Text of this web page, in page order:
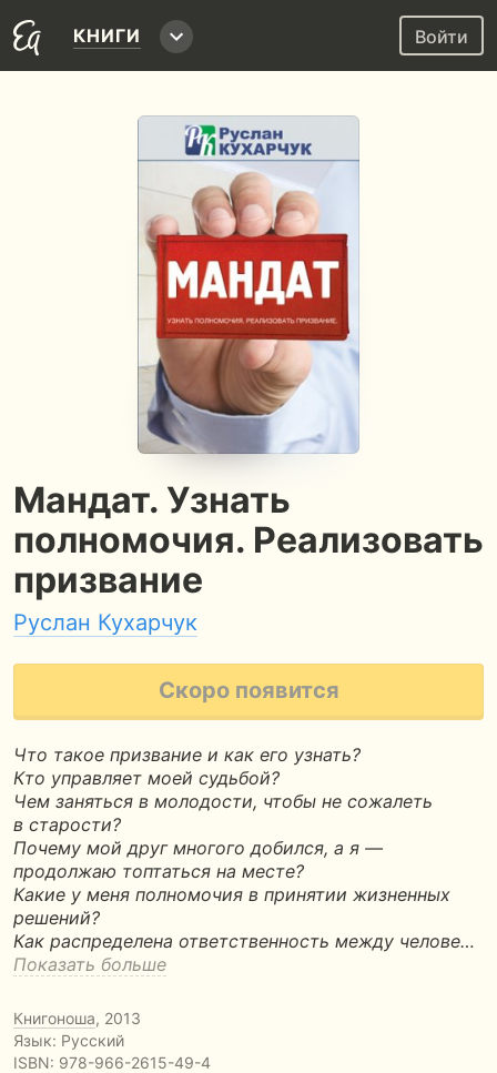
КНИГИ Войти
Мандат. Узнать
полномочия. Реализовать
призвание
Руслан Кухарчук
Скоро появится
Что такое призвание и как его узнать?
Кто управляет моей судьбой?
Чем заняться в молодости, чтобы не сожалеть
в старости?
Почему мой друг многого добился, а я —
продолжаю топтаться на месте?
Какие у меня полномочия в принятии жизненных
решений?
Как распределена ответственность между челове…
Показать больше
Книгоноша, 2013
Язык: Русский
ISBN: 978-966-2615-49-4